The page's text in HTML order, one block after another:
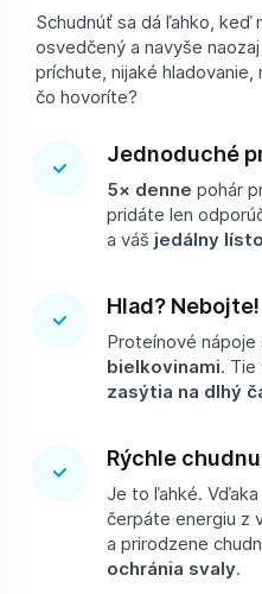
Schudnúť sa dá ľahko, keď
osvedčený a navyše
príchute, nijaké
čo hovoríte?
Jednoduché
5× denne pohár
pridáte len
a váš jedálny
Hlad? Nebojte!
Proteínové nápoje
bielkovinami. Tie
zasýtia na dlhý
Rýchle
Je to ľahké. Vďaka
čerpáte energiu z
a prirodzene
ochránia svaly.